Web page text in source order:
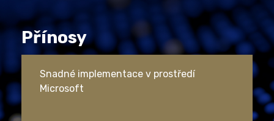
Přínosy
Snadné implementace v prostředí
Microsoft